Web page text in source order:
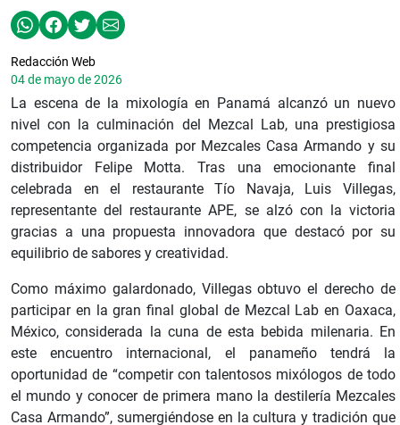
Redacción Web
04 de mayo de 2026
La escena de la mixología en Panamá alcanzó un nuevo
nivel con la culminación del Mezcal Lab, una prestigiosa
competencia organizada por Mezcales Casa Armando y su
distribuidor Felipe Motta. Tras una emocionante final
celebrada en el restaurante Tío Navaja, Luis Villegas,
representante del restaurante APE, se alzó con la victoria
gracias a una propuesta innovadora que destacó por su
equilibrio de sabores y creatividad.
Como máximo galardonado, Villegas obtuvo el derecho de
participar en la gran final global de Mezcal Lab en Oaxaca,
México, considerada la cuna de esta bebida milenaria. En
este encuentro internacional, el panameño tendrá la
oportunidad de “competir con talentosos mixólogos de todo
el mundo y conocer de primera mano la destilería Mezcales
Casa Armando”, sumergiéndose en la cultura y tradición que